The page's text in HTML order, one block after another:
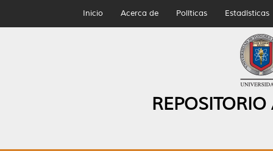
Inicio Acerca de Políticas Estadísticas